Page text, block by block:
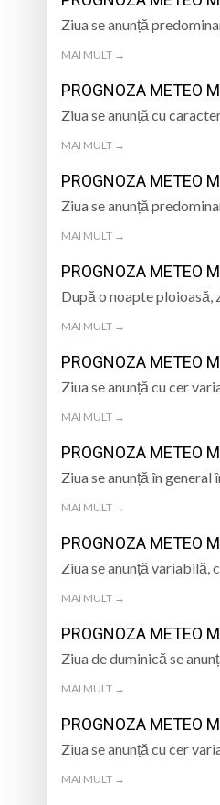
CREDINȚA”
Ziua se anunță
MAI MULT →
PROGNOZA METEO
Ziua se anunță cu
MAI MULT →
PROGNOZA METEO
Ziua se anunță
MAI MULT →
PROGNOZA METEO
După o noapte ploioasă,
MAI MULT →
PROGNOZA METEO
Ziua se anunță cu cer
MAI MULT →
PROGNOZA METEO
Ziua se anunță în
MAI MULT →
PROGNOZA METEO
Ziua se anunță variabilă,
MAI MULT →
PROGNOZA METEO
Ziua de duminică se
MAI MULT →
PROGNOZA METEO
Ziua se anunță cu cer
MAI MULT →